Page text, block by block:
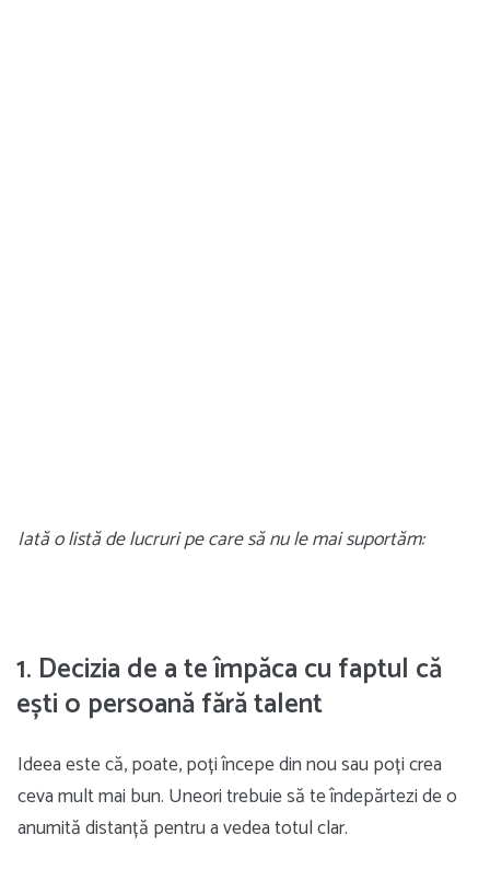
Iată o listă de lucruri pe care să nu le mai suportăm:
1. Decizia de a te împăca cu faptul că
ești o persoană fără talent
Ideea este că, poate, poți începe din nou sau poți crea
ceva mult mai bun. Uneori trebuie să te îndepărtezi de o
anumită distanță pentru a vedea totul clar.